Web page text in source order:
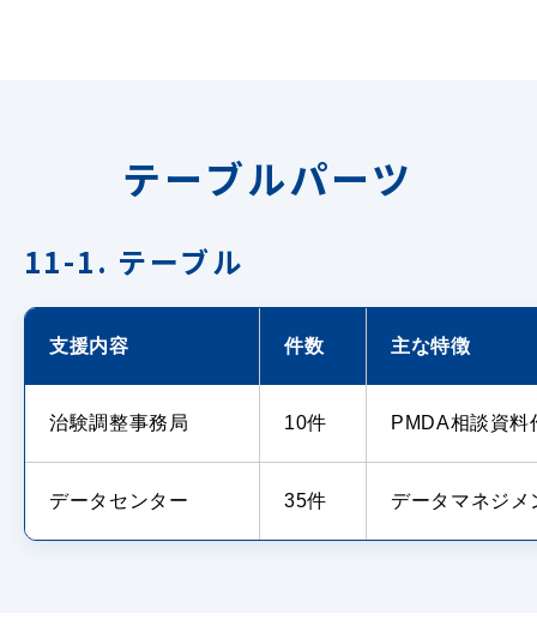
テーブルパーツ
11-1. テーブル
支援内容 件数 主な特徴
治験調整事務局 10件 PMDA相談資料
データセンター 35件 データマネジ